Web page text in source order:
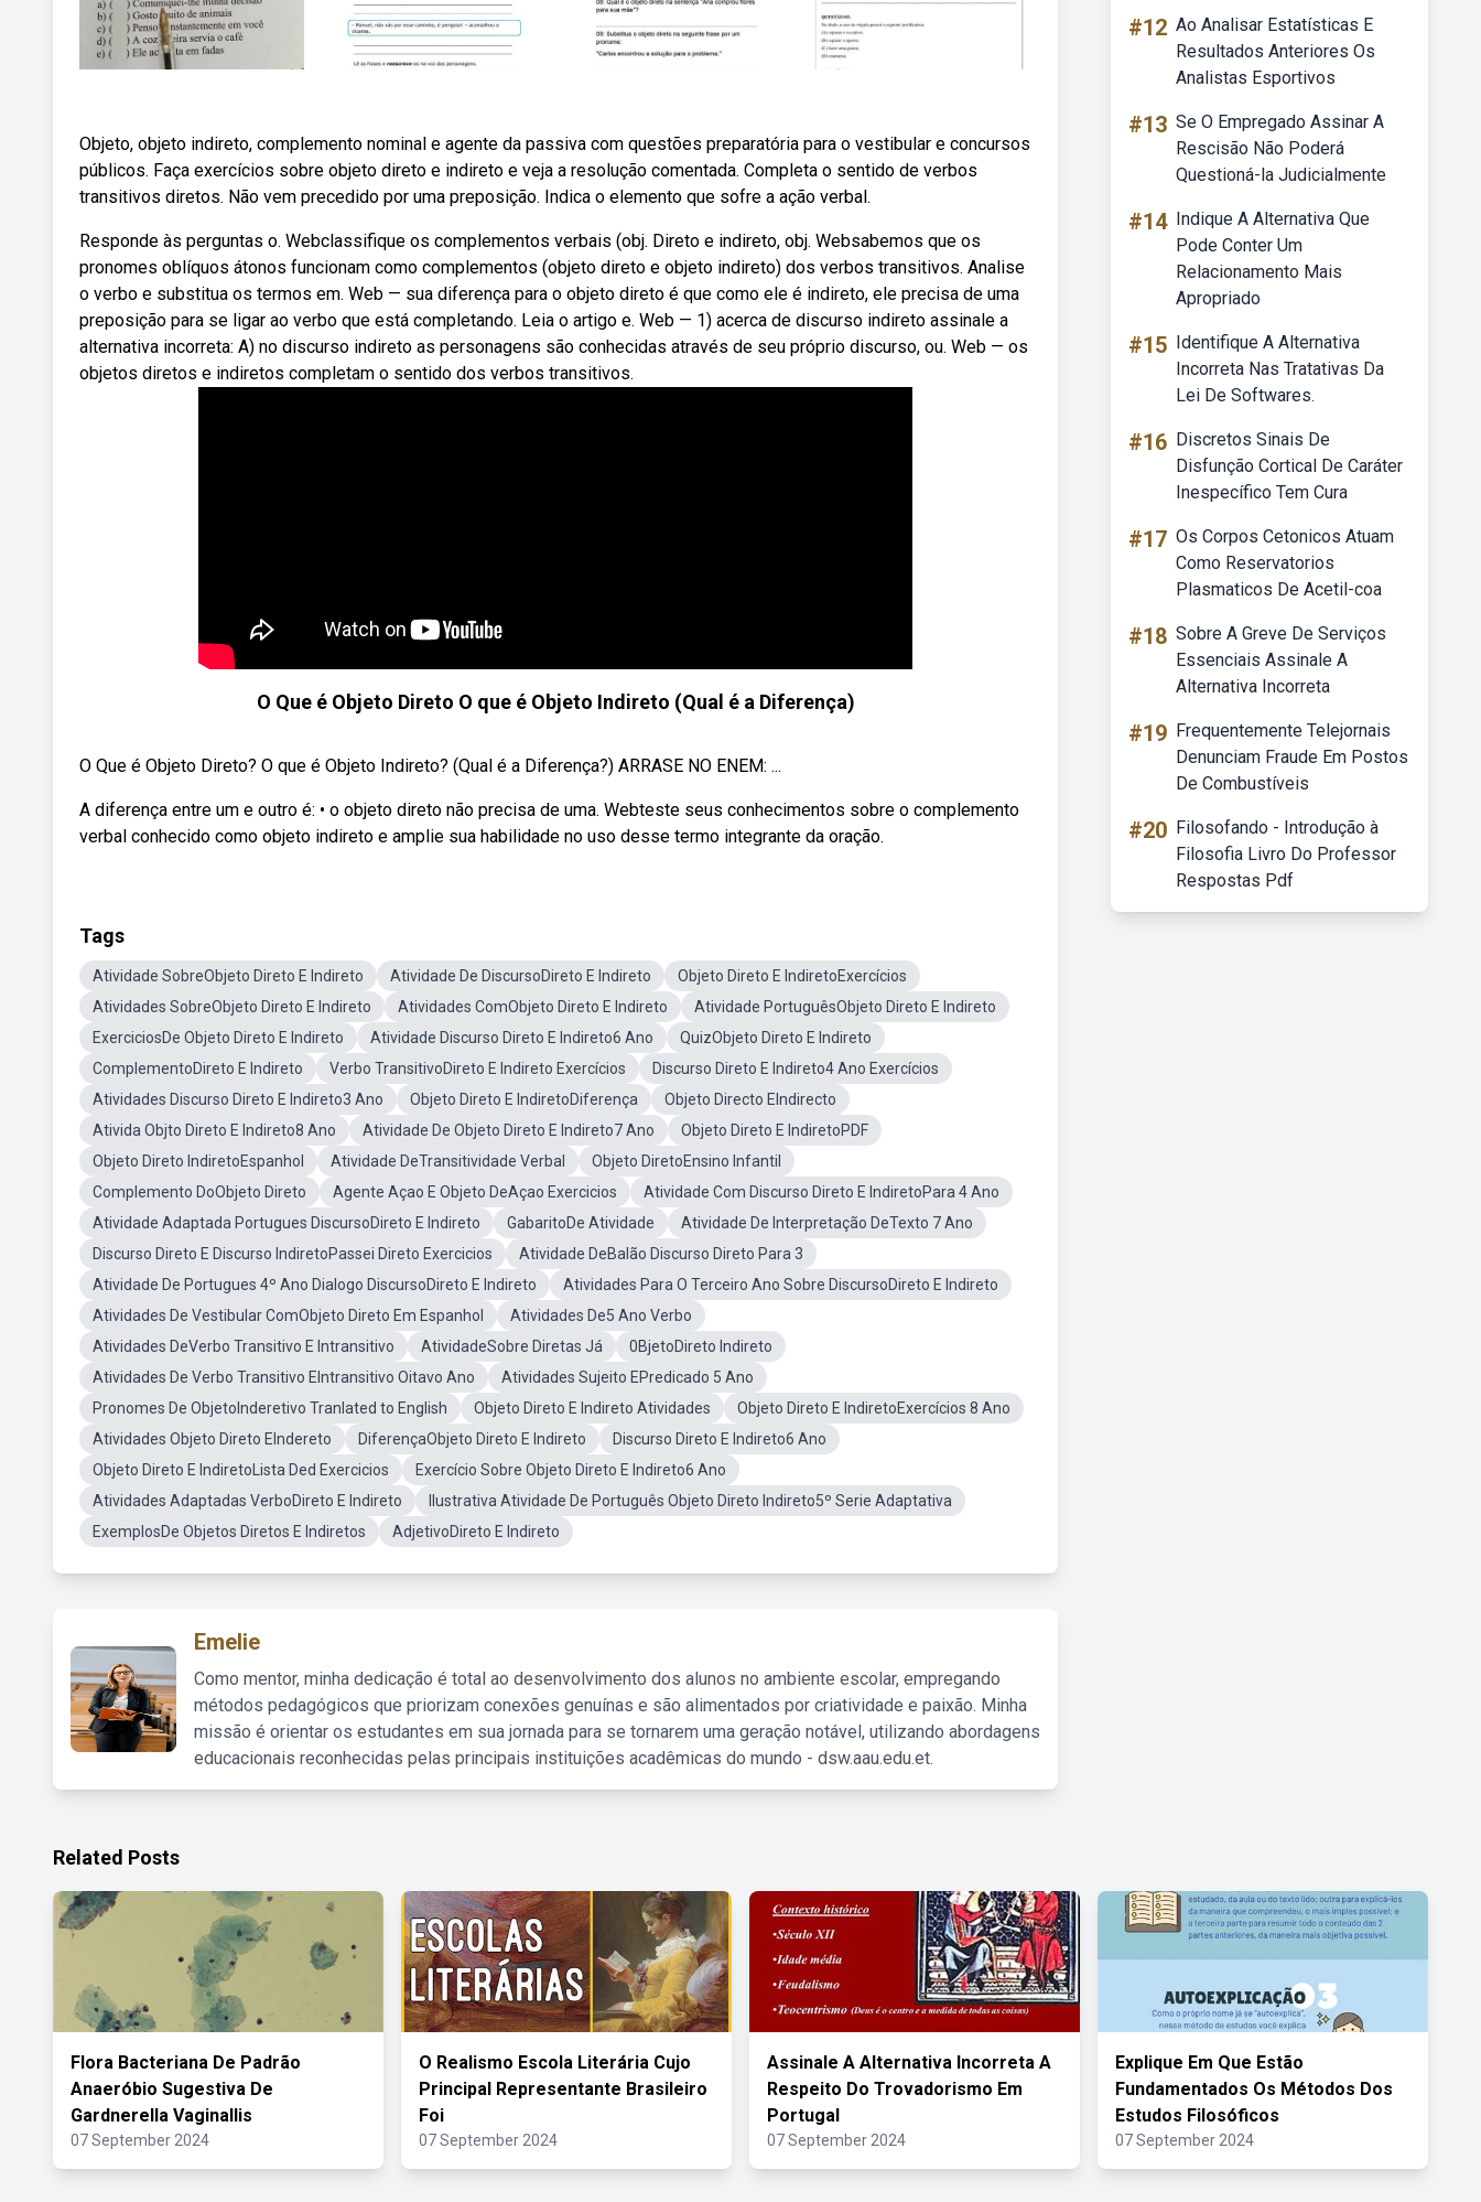
Objeto, objeto indireto, complemento nominal e agente da passiva com questões preparatória para o vestibular e concursos
públicos. Faça exercícios sobre objeto direto e indireto e veja a resolução comentada. Completa o sentido de verbos
transitivos diretos. Não vem precedido por uma preposição. Indica o elemento que sofre a ação verbal.
Responde às perguntas o. Webclassifique os complementos verbais (obj. Direto e indireto, obj. Websabemos que os
pronomes oblíquos átonos funcionam como complementos (objeto direto e objeto indireto) dos verbos transitivos. Analise
o verbo e substitua os termos em. Web — sua diferença para o objeto direto é que como ele é indireto, ele precisa de uma
preposição para se ligar ao verbo que está completando. Leia o artigo e. Web — 1) acerca de discurso indireto assinale a
alternativa incorreta: A) no discurso indireto as personagens são conhecidas através de seu próprio discurso, ou. Web — os
objetos diretos e indiretos completam o sentido dos verbos transitivos.
O Que é Objeto Direto O que é Objeto Indireto (Qual é a Diferença)
O Que é Objeto Direto? O que é Objeto Indireto? (Qual é a Diferença?) ARRASE NO ENEM: ...
A diferença entre um e outro é: • o objeto direto não precisa de uma. Webteste seus conhecimentos sobre o complemento
verbal conhecido como objeto indireto e amplie sua habilidade no uso desse termo integrante da oração.
Tags
Atividade SobreObjeto Direto E Indireto Atividade De DiscursoDireto E Indireto
Objeto Direto E IndiretoExercícios
Atividades SobreObjeto Direto E Indireto
Atividades ComObjeto Direto E Indireto
Atividade PortuguêsObjeto Direto E Indireto
ExerciciosDe Objeto Direto E Indireto
Atividade Discurso Direto E Indireto6 Ano
QuizObjeto Direto E Indireto
ComplementoDireto E Indireto
Verbo TransitivoDireto E Indireto Exercícios
Discurso Direto E Indireto4 Ano Exercícios
Atividades Discurso Direto E Indireto3 Ano
Objeto Direto E IndiretoDiferença
Objeto Directo EIndirecto
Ativida Objto Direto E Indireto8 Ano
Atividade De Objeto Direto E Indireto7 Ano
Objeto Direto E IndiretoPDF
Objeto Direto IndiretoEspanhol
Atividade DeTransitividade Verbal
Objeto DiretoEnsino Infantil
Complemento DoObjeto Direto
Agente Açao E Objeto DeAçao Exercicios
Atividade Com Discurso Direto E IndiretoPara 4 Ano
Atividade Adaptada Portugues DiscursoDireto E Indireto
GabaritoDe Atividade
Atividade De Interpretação DeTexto 7 Ano
Discurso Direto E Discurso IndiretoPassei Direto Exercicios
Atividade DeBalão Discurso Direto Para 3
Atividade De Portugues 4º Ano Dialogo DiscursoDireto E Indireto
Atividades Para O Terceiro Ano Sobre DiscursoDireto E Indireto
Atividades De Vestibular ComObjeto Direto Em Espanhol
Atividades De5 Ano Verbo
Atividades DeVerbo Transitivo E Intransitivo
AtividadeSobre Diretas Já
0BjetoDireto Indireto
Atividades De Verbo Transitivo EIntransitivo Oitavo Ano
Atividades Sujeito EPredicado 5 Ano
Pronomes De ObjetoInderetivo Tranlated to English
Objeto Direto E Indireto Atividades
Objeto Direto E IndiretoExercícios 8 Ano
Atividades Objeto Direto EIndereto
DiferençaObjeto Direto E Indireto
Discurso Direto E Indireto6 Ano
Objeto Direto E IndiretoLista Ded Exercicios
Exercício Sobre Objeto Direto E Indireto6 Ano
Atividades Adaptadas VerboDireto E Indireto
Ilustrativa Atividade De Português Objeto Direto Indireto5º Serie Adaptativa
ExemplosDe Objetos Diretos E Indiretos
AdjetivoDireto E Indireto
Emelie
Como mentor, minha dedicação é total ao desenvolvimento dos alunos no ambiente escolar, empregando
métodos pedagógicos que priorizam conexões genuínas e são alimentados por criatividade e paixão. Minha
missão é orientar os estudantes em sua jornada para se tornarem uma geração notável, utilizando abordagens
educacionais reconhecidas pelas principais instituições acadêmicas do mundo - dsw.aau.edu.et.
#12 Ao Analisar Estatísticas E
Resultados Anteriores Os
Analistas Esportivos
#13 Se O Empregado Assinar A
Rescisão Não Poderá
Questioná-la Judicialmente
#14 Indique A Alternativa Que
Pode Conter Um
Relacionamento Mais
Apropriado
#15 Identifique A Alternativa
Incorreta Nas Tratativas Da
Lei De Softwares.
#16 Discretos Sinais De
Disfunção Cortical De Caráter
Inespecífico Tem Cura
#17 Os Corpos Cetonicos Atuam
Como Reservatorios
Plasmaticos De Acetil-coa
#18 Sobre A Greve De Serviços
Essenciais Assinale A
Alternativa Incorreta
#19 Frequentemente Telejornais
Denunciam Fraude Em Postos
De Combustíveis
#20 Filosofando - Introdução à
Filosofia Livro Do Professor
Respostas Pdf
Related Posts
Flora Bacteriana De Padrão
Anaeróbio Sugestiva De
Gardnerella Vaginallis
07 September 2024
O Realismo Escola Literária Cujo
Principal Representante Brasileiro
Foi
07 September 2024
Assinale A Alternativa Incorreta A
Respeito Do Trovadorismo Em
Portugal
07 September 2024
Explique Em Que Estão
Fundamentados Os Métodos Dos
Estudos Filosóficos
07 September 2024